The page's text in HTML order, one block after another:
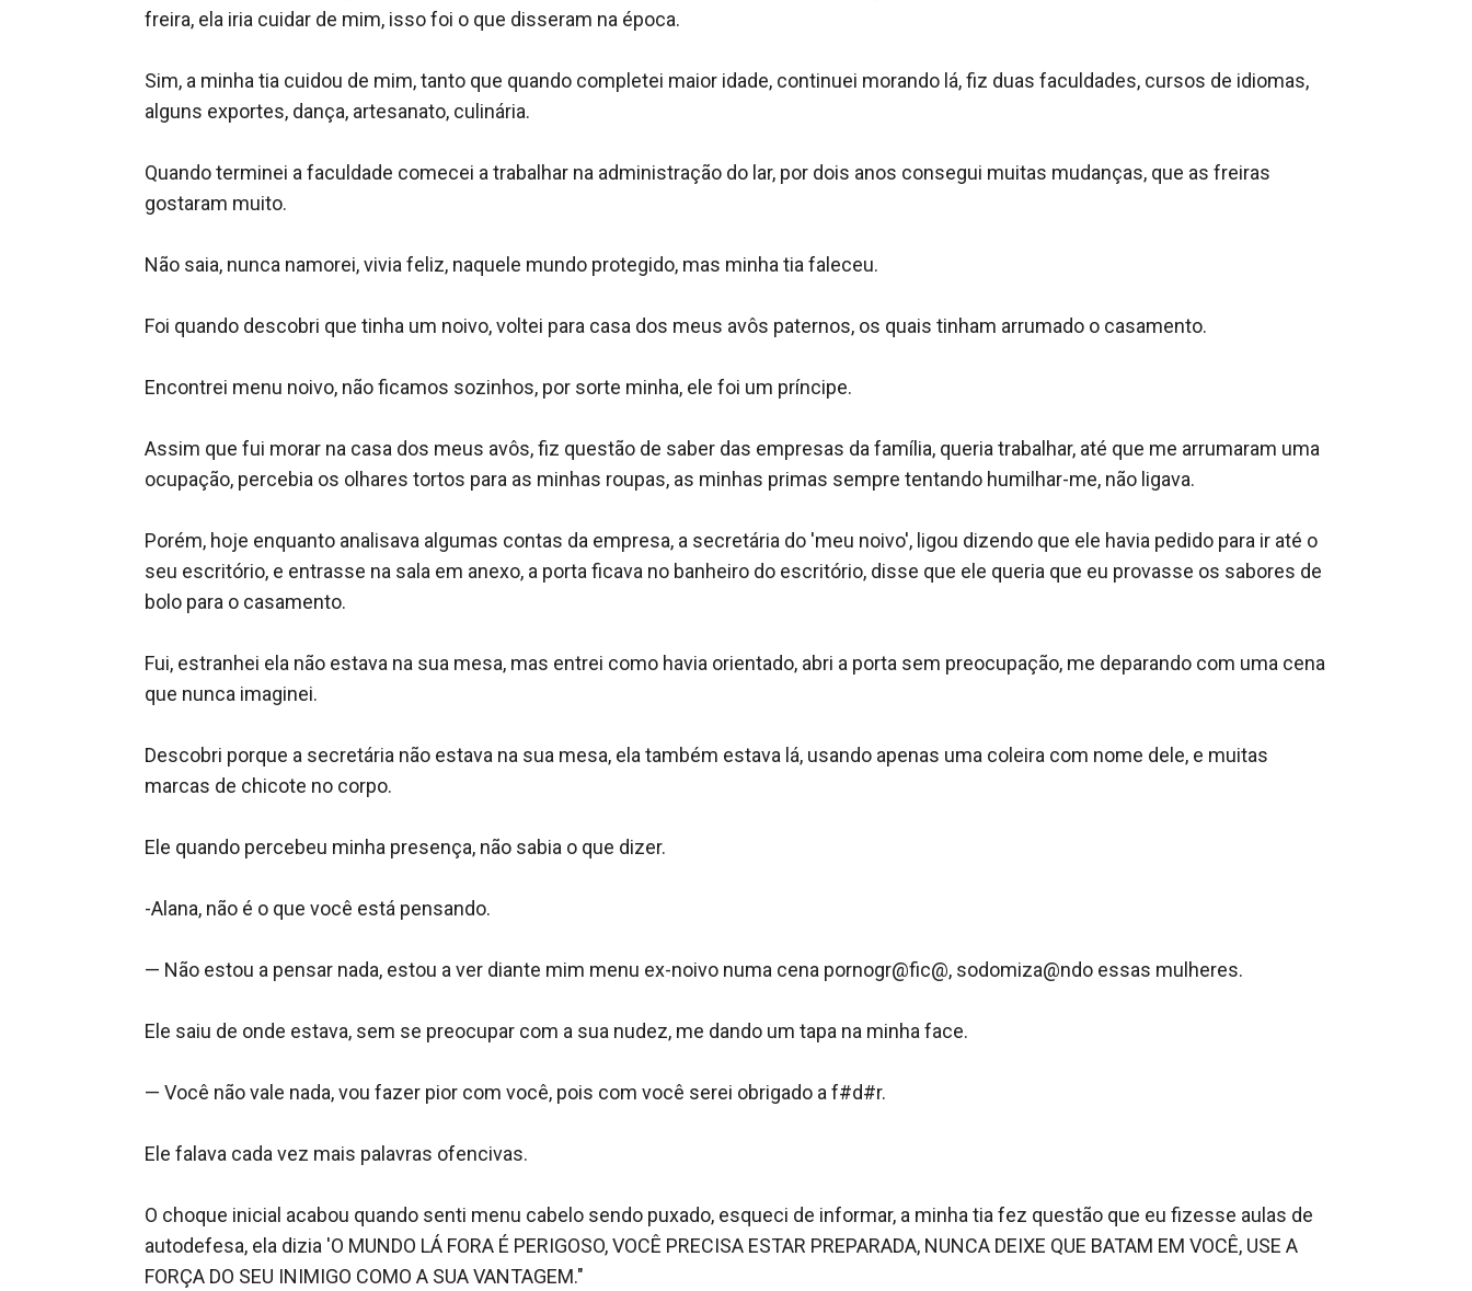
freira, ela iria cuidar de mim, isso foi o que disseram na época.
Sim, a minha tia cuidou de mim, tanto que quando completei maior idade, continuei morando lá, fiz duas faculdades, cursos de idiomas,
alguns exportes, dança, artesanato, culinária.
Quando terminei a faculdade comecei a trabalhar na administração do lar, por dois anos consegui muitas mudanças, que as freiras
gostaram muito.
Não saia, nunca namorei, vivia feliz, naquele mundo protegido, mas minha tia faleceu.
Foi quando descobri que tinha um noivo, voltei para casa dos meus avôs paternos, os quais tinham arrumado o casamento.
Encontrei menu noivo, não ficamos sozinhos, por sorte minha, ele foi um príncipe.
Assim que fui morar na casa dos meus avôs, fiz questão de saber das empresas da família, queria trabalhar, até que me arrumaram uma
ocupação, percebia os olhares tortos para as minhas roupas, as minhas primas sempre tentando humilhar-me, não ligava.
Porém, hoje enquanto analisava algumas contas da empresa, a secretária do 'meu noivo', ligou dizendo que ele havia pedido para ir até o
seu escritório, e entrasse na sala em anexo, a porta ficava no banheiro do escritório, disse que ele queria que eu provasse os sabores de
bolo para o casamento.
Fui, estranhei ela não estava na sua mesa, mas entrei como havia orientado, abri a porta sem preocupação, me deparando com uma cena
que nunca imaginei.
Descobri porque a secretária não estava na sua mesa, ela também estava lá, usando apenas uma coleira com nome dele, e muitas
marcas de chicote no corpo.
Ele quando percebeu minha presença, não sabia o que dizer.
-Alana, não é o que você está pensando.
— Não estou a pensar nada, estou a ver diante mim menu ex-noivo numa cena pornogr@fic@, sodomiza@ndo essas mulheres.
Ele saiu de onde estava, sem se preocupar com a sua nudez, me dando um tapa na minha face.
— Você não vale nada, vou fazer pior com você, pois com você serei obrigado a f#d#r.
Ele falava cada vez mais palavras ofencivas.
O choque inicial acabou quando senti menu cabelo sendo puxado, esqueci de informar, a minha tia fez questão que eu fizesse aulas de
autodefesa, ela dizia 'O MUNDO LÁ FORA É PERIGOSO, VOCÊ PRECISA ESTAR PREPARADA, NUNCA DEIXE QUE BATAM EM VOCÊ, USE A
FORÇA DO SEU INIMIGO COMO A SUA VANTAGEM."